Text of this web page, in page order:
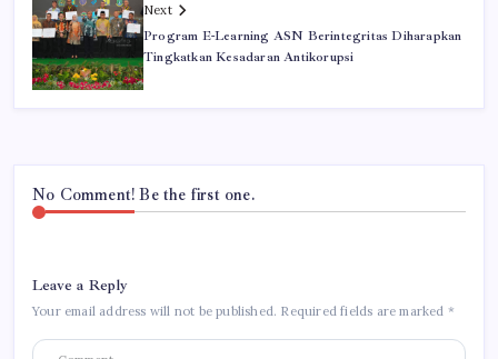
Next
Program E-Learning ASN Berintegritas Diharapkan
Tingkatkan Kesadaran Antikorupsi
No Comment! Be the first one.
Leave a Reply
Your email address will not be published. Required fields are marked *